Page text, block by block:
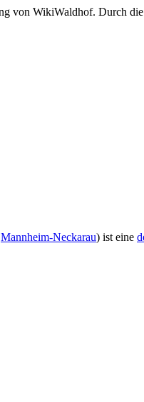
von WikiWaldhof. Durch
Mannheim-Neckarau) ist eine